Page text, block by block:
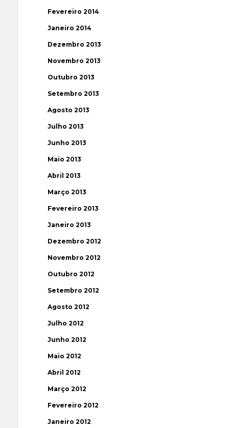
Fevereiro 2014
Janeiro 2014
Dezembro 2013
Novembro 2013
Outubro 2013
Setembro 2013
Agosto 2013
Julho 2013
Junho 2013
Maio 2013
Abril 2013
Março 2013
Fevereiro 2013
Janeiro 2013
Dezembro 2012
Novembro 2012
Outubro 2012
Setembro 2012
Agosto 2012
Julho 2012
Junho 2012
Maio 2012
Abril 2012
Março 2012
Fevereiro 2012
Janeiro 2012